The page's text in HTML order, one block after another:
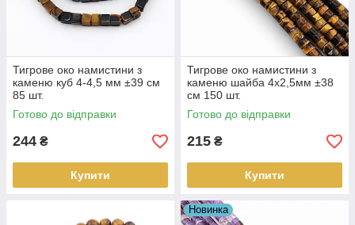
Тигрове око намистини з
каменю куб 4-4,5 мм ±39 см
85 шт.
Готово до відправки
244 ₴
Купити
Тигрове око намистини з
каменю шайба 4х2,5мм ±38
см 150 шт.
Готово до відправки
215 ₴
Купити
Новинка